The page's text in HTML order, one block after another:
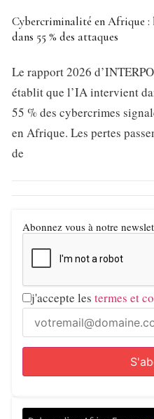
Cybercriminalité en Afrique :
dans 55 % des attaques
Le rapport 2026
établit que l’IA intervient
55 % des cybercrimes
en Afrique. Les pertes
de
Abonnez vous à notre
j'accepte les termes et